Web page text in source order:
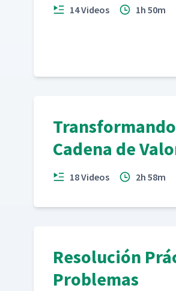
14 Videos 1h 50m
Cadena de
18 Videos 2h 58m
Resolución
Problemas